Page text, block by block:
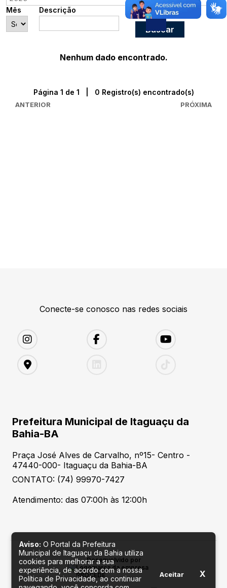
Mês Descrição
Nenhum dado encontrado.
ANTERIOR
Página 1 de 1 | 0 Registro(s) encontrado(s)
PRÓXIMA
Conecte-se conosco nas redes sociais
Prefeitura Municipal de Itaguaçu da
Bahia-BA
Praça José Alves de Carvalho, nº15- Centro -
47440-000- Itaguaçu da Bahia-BA
CONTATO: (74) 99970-7427
Atendimento: das 07:00h às 12:00h
Desenvolvido por
Aviso: O Portal da Prefeitura
Municipal de Itaguaçu da Bahia utiliza
cookies para melhorar a sua
experiência, de acordo com a nossa
Política de Privacidade, ao continuar
Aceitar X